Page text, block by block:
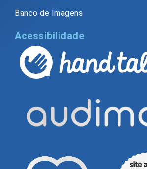
Banco de Imagens
Acessibilidade